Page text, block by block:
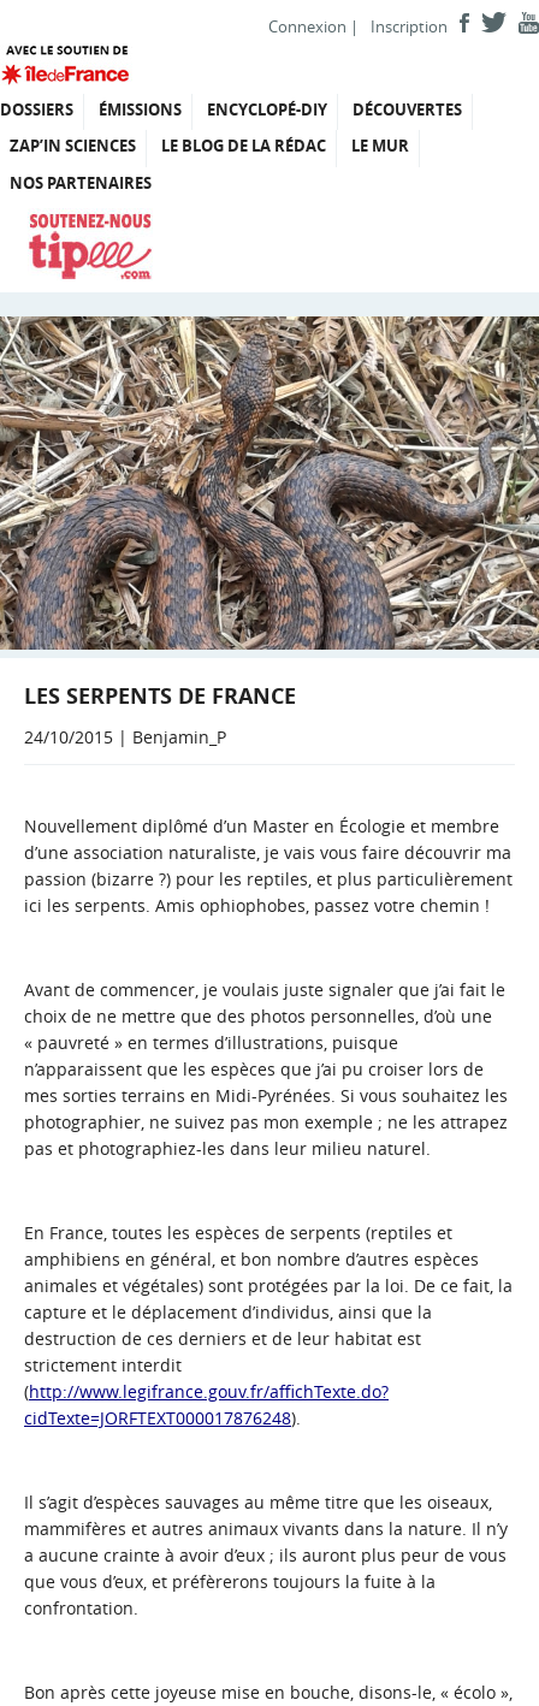
Connexion | Inscription
DOSSIERS ÉMISSIONS ENCYCLOPÉ-DIY
DÉCOUVERTES
ZAP’IN SCIENCES
LE BLOG DE LA RÉDAC
LE MUR
NOS PARTENAIRES
LES SERPENTS DE FRANCE
24/10/2015 | Benjamin_P
Nouvellement diplômé d’un Master en Écologie et membre
d’une association naturaliste, je vais vous faire découvrir ma
passion (bizarre ?) pour les reptiles, et plus particulièrement
ici les serpents. Amis ophiophobes, passez votre chemin !
Avant de commencer, je voulais juste signaler que j’ai fait le
choix de ne mettre que des photos personnelles, d’où une
« pauvreté » en termes d’illustrations, puisque
n’apparaissent que les espèces que j’ai pu croiser lors de
mes sorties terrains en Midi-Pyrénées. Si vous souhaitez les
photographier, ne suivez pas mon exemple ; ne les attrapez
pas et photographiez-les dans leur milieu naturel.
En France, toutes les espèces de serpents (reptiles et
amphibiens en général, et bon nombre d’autres espèces
animales et végétales) sont protégées par la loi. De ce fait, la
capture et le déplacement d’individus, ainsi que la
destruction de ces derniers et de leur habitat est
strictement interdit
(http://www.legifrance.gouv.fr/affichTexte.do?
cidTexte=JORFTEXT000017876248).
Il s’agit d’espèces sauvages au même titre que les oiseaux,
mammifères et autres animaux vivants dans la nature. Il n’y
a aucune crainte à avoir d’eux ; ils auront plus peur de vous
que vous d’eux, et préfèrerons toujours la fuite à la
confrontation.
Bon après cette joyeuse mise en bouche, disons-le, « écolo »,